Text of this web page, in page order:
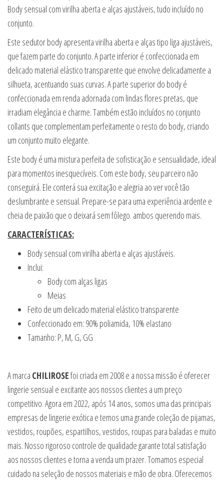
Body sensual com virilha aberta e alças ajustáveis, tudo incluído no
conjunto.
Este sedutor body apresenta virilha aberta e alças tipo liga ajustáveis,
que fazem parte do conjunto. A parte inferior é confeccionada em
delicado material elástico transparente que envolve delicadamente a
silhueta, acentuando suas curvas. A parte superior do body é
confeccionada em renda adornada com lindas flores pretas, que
irradiam elegância e charme. Também estão incluídos no conjunto
collants que complementam perfeitamente o resto do body, criando
um conjunto muito elegante.
Este body é uma mistura perfeita de sofisticação e sensualidade, ideal
para momentos inesquecíveis. Com este body, seu parceiro não
conseguirá. Ele conterá sua excitação e alegria ao ver você tão
deslumbrante e sensual. Prepare-se para uma experiência ardente e
cheia de paixão que o deixará sem fôlego. ambos querendo mais.
CARACTERÍSTICAS:
Body sensual com virilha aberta e alças ajustáveis.
Inclui:
Body com alças ligas
Meias
Feito de um delicado material elástico transparente
Confeccionado em: 90% poliamida, 10% elastano
Tamanho: P, M, G, GG
A marca CHILIROSEfoi criada em 2008 e a nossa missão é oferecer
lingerie sensual e excitante aos nossos clientes a um preço
competitivo. Agora em 2022, após 14 anos, somos uma das principais
empresas de lingerie exótica e temos uma grande coleção de pijamas,
vestidos, roupões, espartilhos, vestidos, roupas para baladas e muito
mais. Nosso rigoroso controle de qualidade garante total satisfação
aos nossos clientes e torna a venda um prazer. Tomamos especial
cuidado na seleção de nossos materiais e mão de obra. Oferecemos